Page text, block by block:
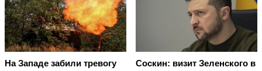
На Западе забили тревогу
Соскин: визит Зеленского в